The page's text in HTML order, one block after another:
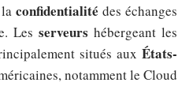
laconfidentialité des échanges
Les serveurs hébergeant les
situés aux États-
notamment le Cloud